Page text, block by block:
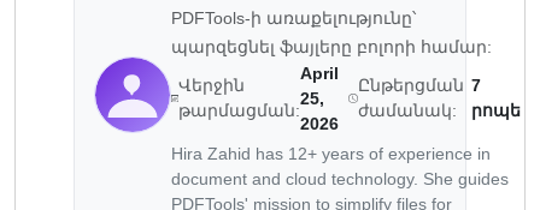
PDFTools-ի առաքելությունը՝
պարզեցնել ֆայլերը բոլորի համար:
Վերջին
թարմացման:
April
25,
2026
Ընթերցման
ժամանակ:
7
րոպե
Hira Zahid has 12+ years of experience in
document and cloud technology. She guides
PDFTools' mission to simplify files for